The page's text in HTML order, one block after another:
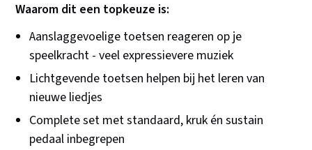
Waarom dit een topkeuze is:
Aanslaggevoelige toetsen reageren op je
speelkracht - veel expressievere muziek
Lichtgevende toetsen helpen bij het leren van
nieuwe liedjes
Complete set met standaard, kruk én sustain
pedaal inbegrepen